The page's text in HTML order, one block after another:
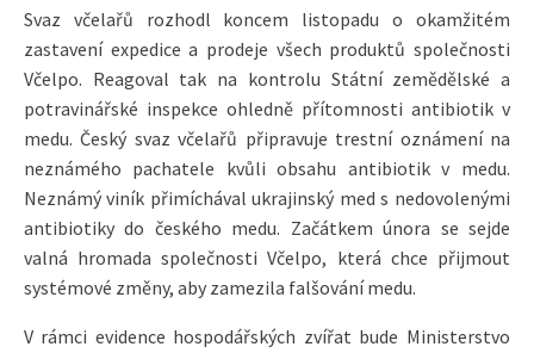
Svaz včelařů rozhodl koncem listopadu o okamžitém
zastavení expedice a prodeje všech produktů společnosti
Včelpo. Reagoval tak na kontrolu Státní zemědělské a
potravinářské inspekce ohledně přítomnosti antibiotik v
medu. Český svaz včelařů připravuje trestní oznámení na
neznámého pachatele kvůli obsahu antibiotik v medu.
Neznámý viník přimíchával ukrajinský med s nedovolenými
antibiotiky do českého medu. Začátkem února se sejde
valná hromada společnosti Včelpo, která chce přijmout
systémové změny, aby zamezila falšování medu.
V rámci evidence hospodářských zvířat bude Ministerstvo